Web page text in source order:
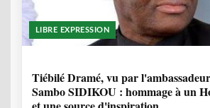
LIBRE EXPRESSION
Tiébilé Dramé, vu par
Sambo SIDIKOU : hommage à un